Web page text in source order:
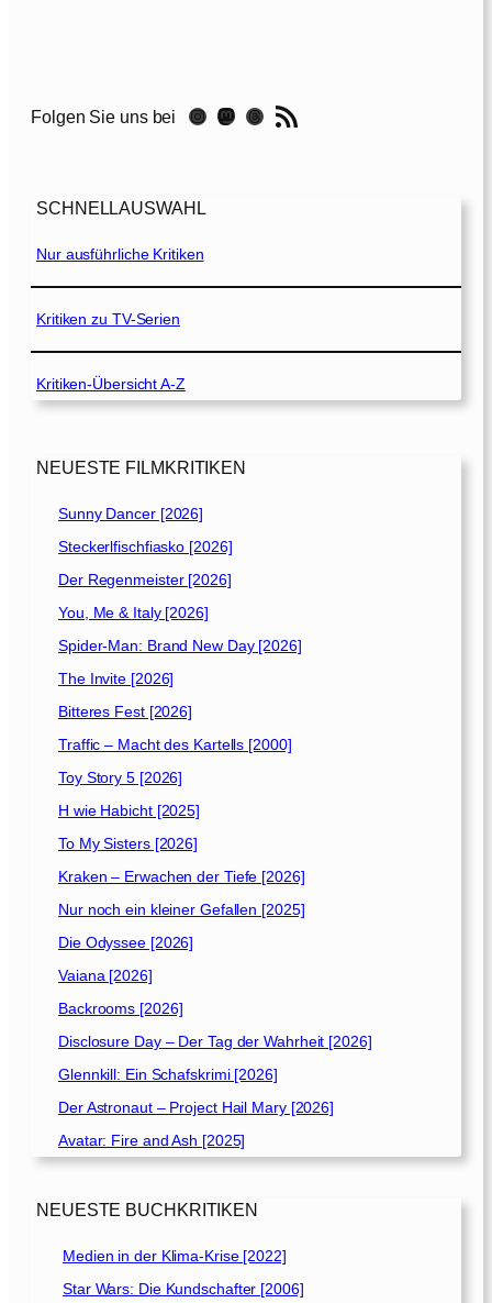
9
Folgen Sie uns bei Instagram Mastodon Threads RSS-Feed
SCHNELLAUSWAHL
Nur ausführliche Kritiken
Kritiken zu TV-Serien
Kritiken-Übersicht A-Z
NEUESTE FILMKRITIKEN
Sunny Dancer [2026]
Steckerlfischfiasko [2026]
Der Regenmeister [2026]
You, Me & Italy [2026]
Spider-Man: Brand New Day [2026]
The Invite [2026]
Bitteres Fest [2026]
Traffic – Macht des Kartells [2000]
Toy Story 5 [2026]
H wie Habicht [2025]
To My Sisters [2026]
Kraken – Erwachen der Tiefe [2026]
Nur noch ein kleiner Gefallen [2025]
Die Odyssee [2026]
Vaiana [2026]
Backrooms [2026]
Disclosure Day – Der Tag der Wahrheit [2026]
Glennkill: Ein Schafskrimi [2026]
Der Astronaut – Project Hail Mary [2026]
Avatar: Fire and Ash [2025]
NEUESTE BUCHKRITIKEN
Medien in der Klima-Krise [2022]
Star Wars: Die Kundschafter [2006]